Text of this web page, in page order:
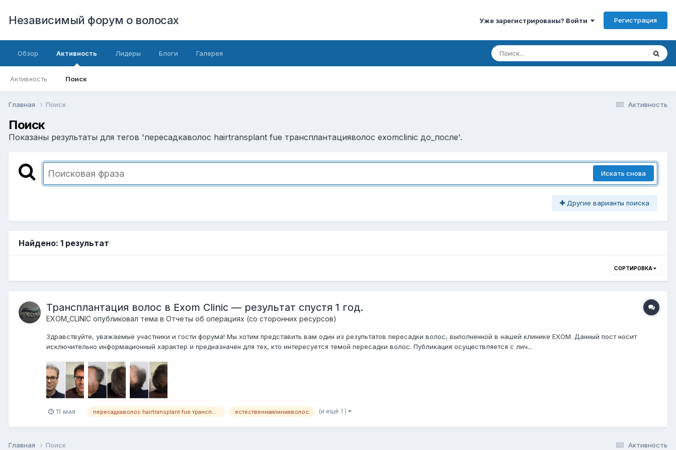
Независимый форум о волосах Уже зарегистрированы? Войти Регистрация
Обзор Активность
Активность Поиск
Лидеры Блоги Галерея
Активность
Главная Поиск
Поиск
Показаны результаты для тегов 'пересадкаволос hairtransplant fue трансплантацияволос exomclinic до_послe'.
Искать снова
Другие варианты поиска
Найдено: 1 результат
СОРТИРОВКА
Трансплантация волос в Exom Clinic — результат спустя 1 год.
EXOM_CLINIC опубликовал тема в Отчеты об операциях (со сторонних ресурсов)
Здравствуйте, уважаемые участники и гости форума! Мы хотим представить вам один из результатов пересадки волос, выполненной в нашей клинике EXOM. Данный пост носит
исключительно информационный характер и предназначен для тех, кто интересуется темой пересадки волос. Публикация осуществляется с лич...
11 мая естественнаялинияволос (и ещё 1 )
Активность
Главная Поиск